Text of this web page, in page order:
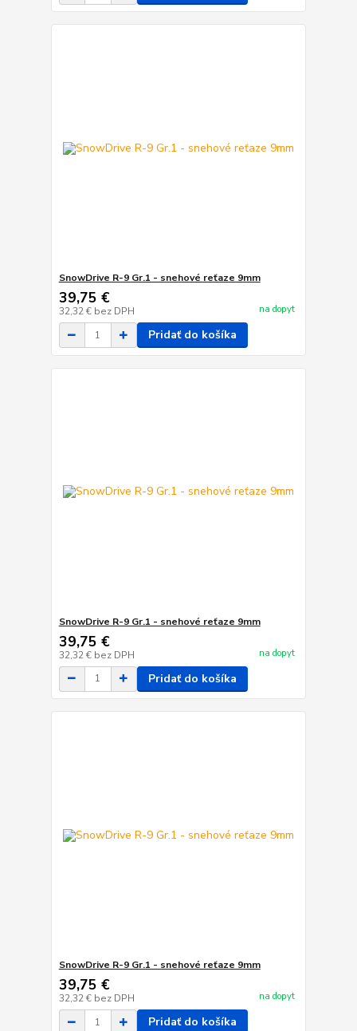
SnowDrive R-9 Gr.1 - snehové reťaze 9mm
39,75 €
32,32 € bez DPH na dopyt
Pridať do košíka
SnowDrive R-9 Gr.1 - snehové reťaze 9mm
39,75 €
32,32 € bez DPH na dopyt
Pridať do košíka
SnowDrive R-9 Gr.1 - snehové reťaze 9mm
39,75 €
32,32 € bez DPH na dopyt
Pridať do košíka